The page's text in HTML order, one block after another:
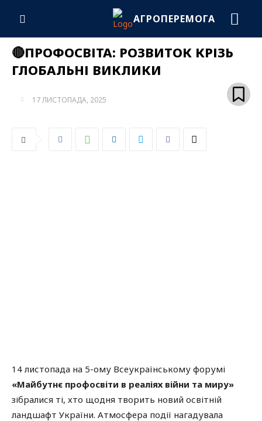
АГРОПЕРЕМОГА
🔴ПРОФОСВІТА: РОЗВИТОК КРІЗЬ
ГЛОБАЛЬНІ ВИКЛИКИ
17 ЛИСТОПАДА, 2025
14 листопада на 5-ому Всеукраїнському форумі
«Майбутнє профосвіти в реаліях війни та миру»
зібралися ті, хто щодня творить новий освітній
ландшафт України. Атмосфера події нагадувала